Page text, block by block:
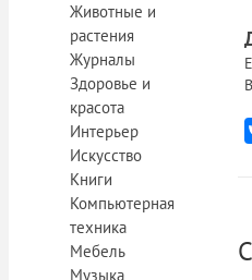
Животные и
растения
Журналы
Здоровье и
красота
Интерьер
Искусство
Книги
Компьютерная
техника
Мебель
Музыка